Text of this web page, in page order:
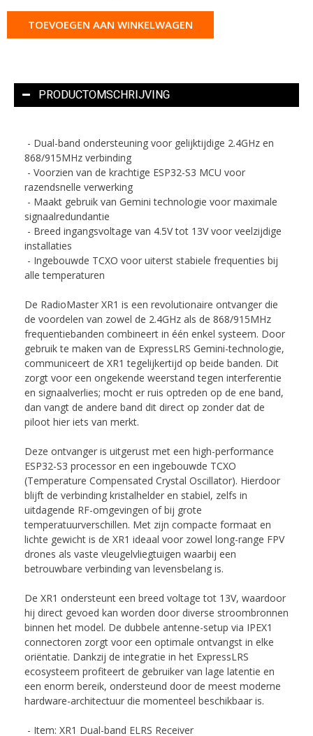
TOEVOEGEN AAN WINKELWAGEN
PRODUCTOMSCHRIJVING
- Dual-band ondersteuning voor gelijktijdige 2.4GHz en
868/915MHz verbinding
- Voorzien van de krachtige ESP32-S3 MCU voor
razendsnelle verwerking
- Maakt gebruik van Gemini technologie voor maximale
signaalredundantie
- Breed ingangsvoltage van 4.5V tot 13V voor veelzijdige
installaties
- Ingebouwde TCXO voor uiterst stabiele frequenties bij
alle temperaturen
De RadioMaster XR1 is een revolutionaire ontvanger die
de voordelen van zowel de 2.4GHz als de 868/915MHz
frequentiebanden combineert in één enkel systeem. Door
gebruik te maken van de ExpressLRS Gemini-technologie,
communiceert de XR1 tegelijkertijd op beide banden. Dit
zorgt voor een ongekende weerstand tegen interferentie
en signaalverlies; mocht er ruis optreden op de ene band,
dan vangt de andere band dit direct op zonder dat de
piloot hier iets van merkt.
Deze ontvanger is uitgerust met een high-performance
ESP32-S3 processor en een ingebouwde TCXO
(Temperature Compensated Crystal Oscillator). Hierdoor
blijft de verbinding kristalhelder en stabiel, zelfs in
uitdagende RF-omgevingen of bij grote
temperatuurverschillen. Met zijn compacte formaat en
lichte gewicht is de XR1 ideaal voor zowel long-range FPV
drones als vaste vleugelvliegtuigen waarbij een
betrouwbare verbinding van levensbelang is.
De XR1 ondersteunt een breed voltage tot 13V, waardoor
hij direct gevoed kan worden door diverse stroombronnen
binnen het model. De dubbele antenne-setup via IPEX1
connectoren zorgt voor een optimale ontvangst in elke
oriëntatie. Dankzij de integratie in het ExpressLRS
ecosysteem profiteert de gebruiker van lage latentie en
een enorm bereik, ondersteund door de meest moderne
hardware-architectuur die momenteel beschikbaar is.
- Item: XR1 Dual-band ELRS Receiver